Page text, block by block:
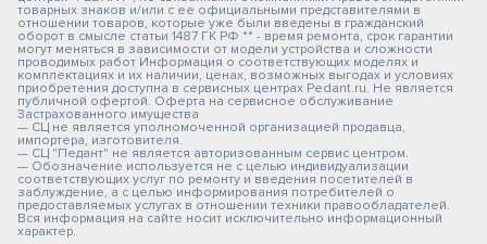
товарных знаков и/или с ее официальными представителями в
отношении товаров, которые уже были введены в гражданский
оборот в смысле статьи 1487 ГК РФ ** - время ремонта, срок гарантии
могут меняться в зависимости от модели устройства и сложности
проводимых работ Информация о соответствующих моделях и
комплектациях и их наличии, ценах, возможных выгодах и условиях
приобретения доступна в сервисных центрах Pedant.ru. Не является
публичной офертой. Оферта на сервисное обслуживание
Застрахованного имущества
— СЦ не является уполномоченной организацией продавца,
импортера, изготовителя.
— СЦ "Педант" не является авторизованным сервис центром.
— Обозначение используется не с целью индивидуализации
соответствующих услуг по ремонту и введения посетителей в
заблуждение, а с целью информирования потребителей о
предоставляемых услугах в отношении техники правообладателей.
Вся информация на сайте носит исключительно информационный
характер.